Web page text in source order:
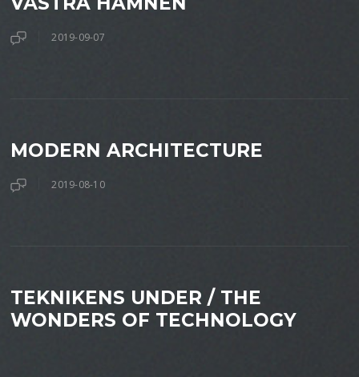
2019-09-07
MODERN ARCHITECTURE
2019-08-10
TEKNIKENS UNDER / THE
WONDERS OF TECHNOLOGY